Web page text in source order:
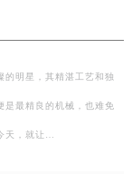
的明星，其精湛工艺和独
是最精良的机械，也难免
天，就让…